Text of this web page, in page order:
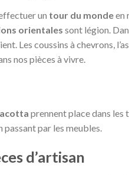
un tour du mondeen
orientales sont légion.
Les coussins à chevrons,
nos pièces à vivre.
prennent place dans les
par les meubles.
d’artisan